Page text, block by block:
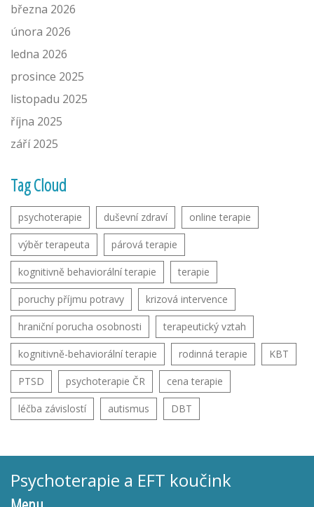
března 2026
února 2026
ledna 2026
prosince 2025
listopadu 2025
října 2025
září 2025
Tag Cloud
psychoterapie duševní zdraví online terapie
výběr terapeuta párová terapie
kognitivně behaviorální terapie terapie
poruchy příjmu potravy krizová intervence
hraniční porucha osobnosti terapeutický vztah
kognitivně-behaviorální terapie rodinná terapie KBT
PTSD psychoterapie ČR cena terapie
léčba závislostí autismus DBT
Psychoterapie a EFT koučink